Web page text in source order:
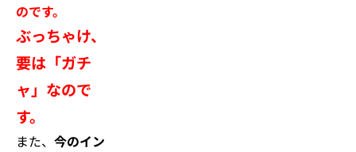
のです。
ぶっちゃけ、
要は「ガチ
ャ」なので
す。
また、 今のイン